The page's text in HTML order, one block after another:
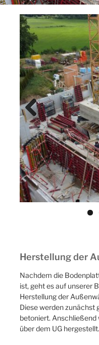
Previ
ous
Herstellung der
Nachdem die
ist, geht es auf unserer
Herstellung der
Diese werden zunächst
betoniert.
über dem UG hergestellt.